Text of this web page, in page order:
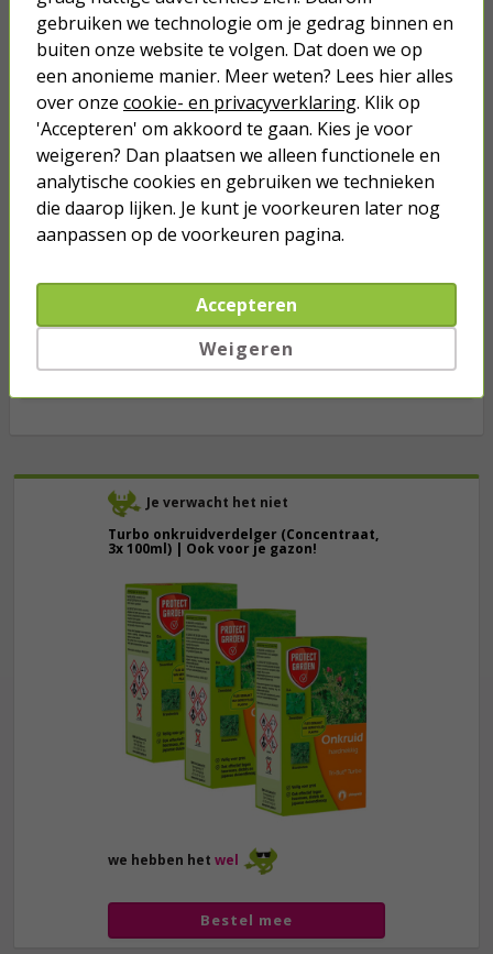
Je verwacht het niet
Turbo onkruidverdelger (Concentraat,
3x 100ml) | Ook voor je gazon!
we hebben het wel
Bestel mee
Afdekraam | ION Industries | E1 (1-
voudig, Mat zwart)
2,95
Afdekraam | ION Industries | E1 (2-
voudig, Mat zwart)
4,75
Wipschakelaar | ION Industries
(Basiselement, Inbouw, 2-polig)
8,95
gebruiken we technologie om je gedrag binnen en
buiten onze website te volgen. Dat doen we op
een anonieme manier. Meer weten? Lees hier alles
over onze cookie- en privacyverklaring. Klik op
'Accepteren' om akkoord te gaan. Kies je voor
weigeren? Dan plaatsen we alleen functionele en
analytische cookies en gebruiken we technieken
die daarop lijken. Je kunt je voorkeuren later nog
aanpassen op de voorkeuren pagina.
Accepteren
Weigeren